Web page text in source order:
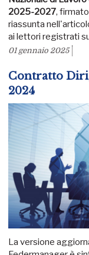
2025-2027,
riassunta
ai lettori registrati
01 gennaio 2025
Contratto
2024
La versione